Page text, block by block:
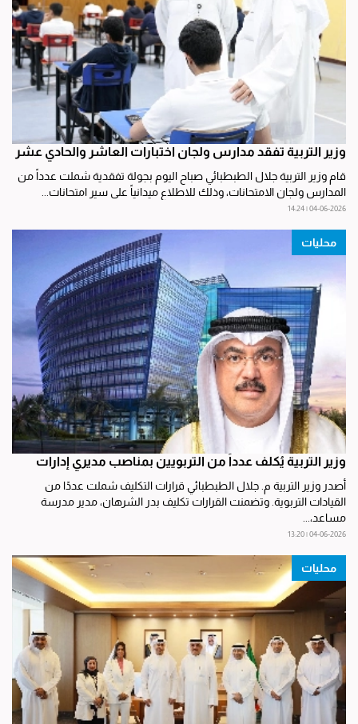
وزير التربية تفقد مدارس ولجان اختبارات العاشر والحادي عشر
قام وزير التربية جلال الطبطبائي صباح اليوم بجولة تفقدية شملت عدداً من
المدارس ولجان الامتحانات، وذلك للاطلاع ميدانياً على سير امتحانات...
04-06-2026 | 14:24
محليات
وزير التربية يُكلف عدداً من التربويين بمناصب مديري إدارات
أصدر وزير التربية م. جلال الطبطبائي قرارات التكليف شملت عددًا من
القيادات التربوية. وتضمنت القرارات تكليف بدر الشرهان، مدير مدرسة
مساعد،...
04-06-2026 | 13:20
محليات